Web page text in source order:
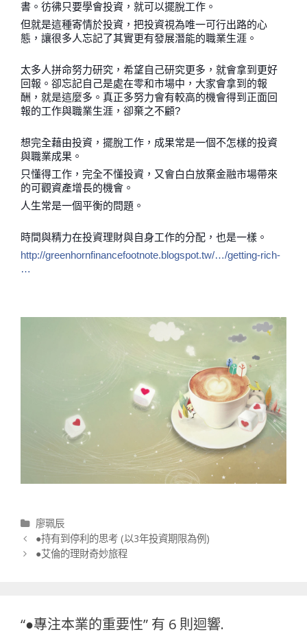
書。彷彿只要學會投資，就可以擺脫工作。
但就是這種寄情於投資，把投資視為唯一可行出路的心
態，讓很多人忘記了其實更有發展潛能的職業生涯。
太多人拼命努力研究，希望自己研究更多，就會拿到更好
回報。卻忘記自己是處在零和市場中，大家會拿到的報
酬，就是這麼多。真正多努力會有較高的機會得到正面回
報的工作與職業生涯，卻棄之不顧?
想完全藉由投資，擺脫工作，成果常是一個不怎樣的投資
與職業成果。
只懂得工作，完全不懂投資，又會白白放棄金融市場帶來
的可觀資產增長的機會。
人生常是一個平衡的問題。
時間與精力在投資理財與自身工作的分配，也是一樣。
http://greenhornfinancefootnote.blogspot.tw/…/getting-rich-
…
分類
廖珮辰
文章導航列
●持有到停利的思考 (以3年投資期限為例)
●艾倫的理財奇妙旅程
“●專注本業的重要性” 有 6 則迴響.